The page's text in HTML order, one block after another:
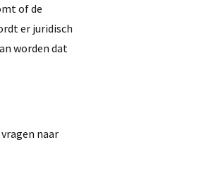
of de
er juridisch
worden dat
vragen naar